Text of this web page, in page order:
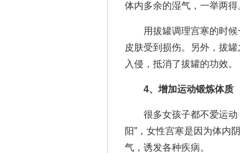
体内多余的湿气，一举两得
用拔罐调理宫寒的时候
皮肤受到损伤。另外，拔
入侵，抵消了拔罐的功效。
4、增加运动锻炼体质
很多女孩子都不爱运动
阳”，女性宫寒是因为体内
气，诱发各种疾病。